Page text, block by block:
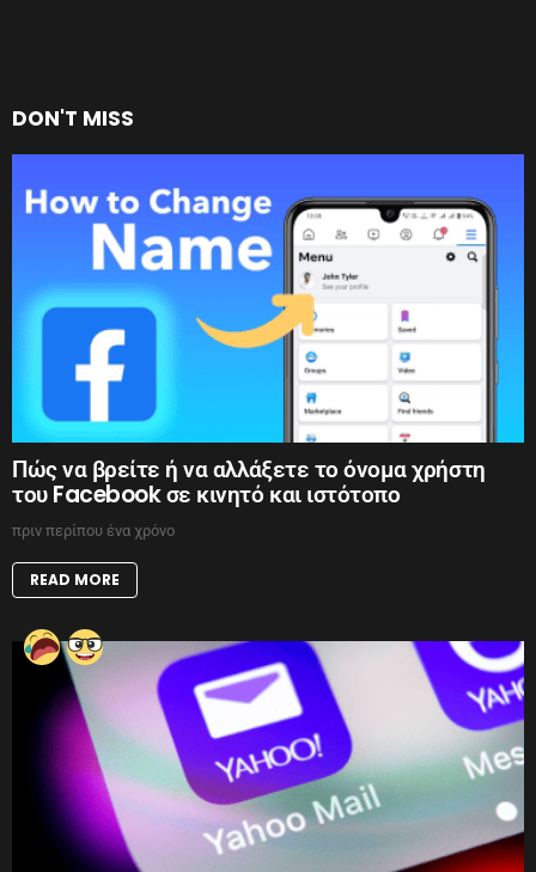
DON'T MISS
Πώς να βρείτε ή να αλλάξετε το όνομα χρήστη
του Facebook σε κινητό και ιστότοπο
πριν περίπου ένα χρόνο
READ MORE